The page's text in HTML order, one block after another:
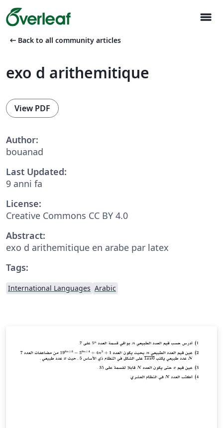
menu
arrow_left_alt Back to all community articles
exo d arithemitique
View PDF
Author:
bouanad
Last Updated:
9 anni fa
License:
Creative Commons CC BY 4.0
Abstract:
exo d arithemitique en arabe par latex
Tags:
International Languages Arabic